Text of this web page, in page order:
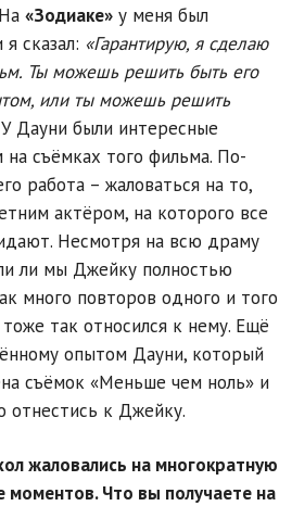
«Зодиаке» у меня был
сказал: «Гарантирую, я сделаю
Ты можешь решить быть его
или ты можешь решить
Дауни были интересные
съёмках того фильма. По-
работа – жаловаться на то,
актёром, на которого все
Несмотря на всю драму
ли мы Джейку полностью
много повторов одного и того
так относился к нему. Ещё
опытом Дауни, который
съёмок «Меньше чем ноль» и
отнестись к Джейку.
жаловались на многократную
моментов. Что вы получаете на